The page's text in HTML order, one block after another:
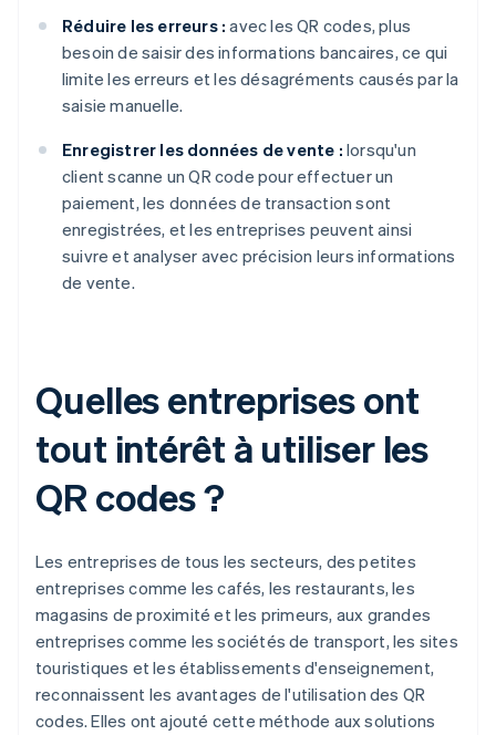
Réduire les erreurs : avec les QR codes, plus
besoin de saisir des informations bancaires, ce qui
limite les erreurs et les désagréments causés par la
saisie manuelle.
Enregistrer les données de vente : lorsqu'un
client scanne un QR code pour effectuer un
paiement, les données de transaction sont
enregistrées, et les entreprises peuvent ainsi
suivre et analyser avec précision leurs informations
de vente.
Quelles entreprises ont
tout intérêt à utiliser les
QR codes ?
Les entreprises de tous les secteurs, des petites
entreprises comme les cafés, les restaurants, les
magasins de proximité et les primeurs, aux grandes
entreprises comme les sociétés de transport, les sites
touristiques et les établissements d'enseignement,
reconnaissent les avantages de l'utilisation des QR
codes. Elles ont ajouté cette méthode aux solutions